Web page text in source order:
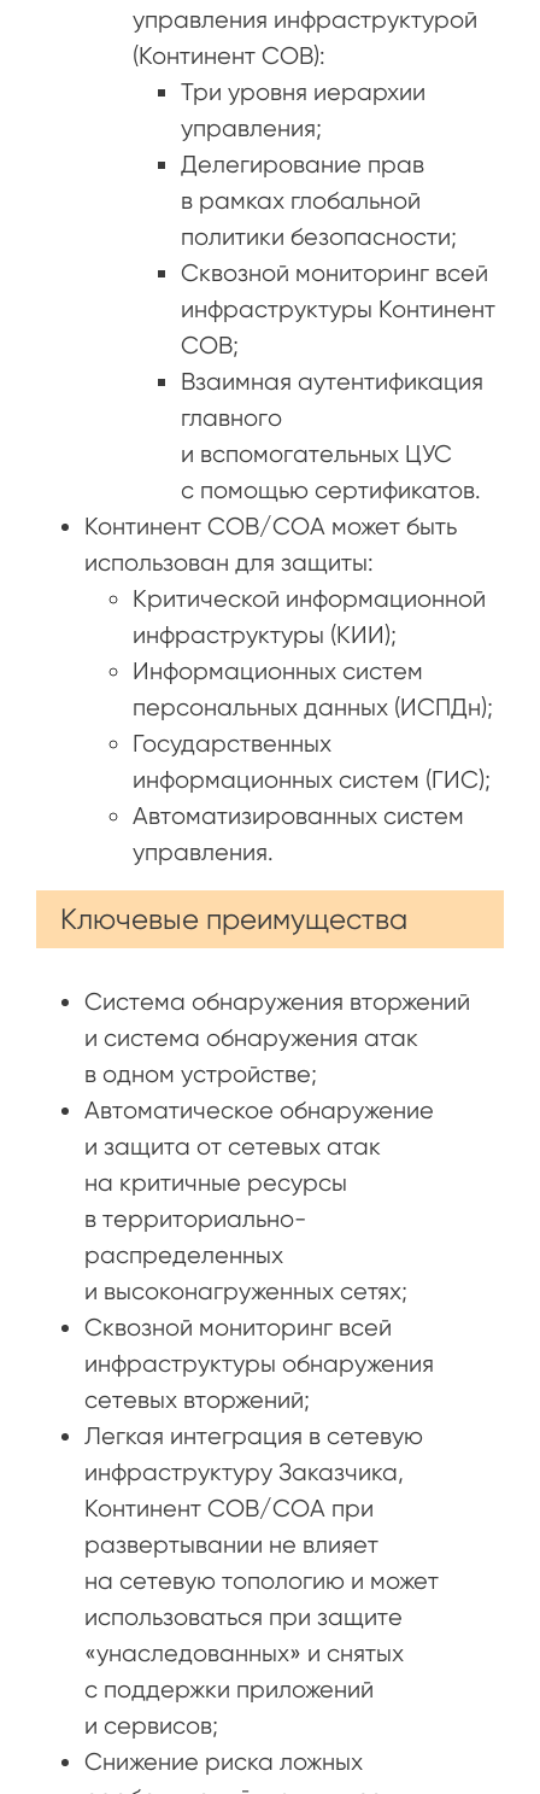
управления инфраструктурой
(Континент СОВ):
Три уровня иерархии
управления;
Делегирование прав
в рамках глобальной
политики безопасности;
Сквозной мониторинг всей
инфраструктуры Континент
СОВ;
Взаимная аутентификация
главного
и вспомогательных ЦУС
с помощью сертификатов.
Континент СОВ/СОА может быть
использован для защиты:
Критической информационной
инфраструктуры (КИИ);
Информационных систем
персональных данных (ИСПДн);
Государственных
информационных систем (ГИС);
Автоматизированных систем
управления.
Ключевые преимущества
Система обнаружения вторжений
и система обнаружения атак
в одном устройстве;
Автоматическое обнаружение
и защита от сетевых атак
на критичные ресурсы
в территориально-
распределенных
и высоконагруженных сетях;
Сквозной мониторинг всей
инфраструктуры обнаружения
сетевых вторжений;
Легкая интеграция в сетевую
инфраструктуру Заказчика,
Континент СОВ/СОА при
развертывании не влияет
на сетевую топологию и может
использоваться при защите
«унаследованных» и снятых
с поддержки приложений
и сервисов;
Снижение риска ложных